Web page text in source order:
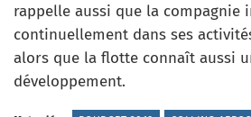
rappelle aussi que la compagnie
continuellement dans ses
alors que la flotte connaît aussi
développement.